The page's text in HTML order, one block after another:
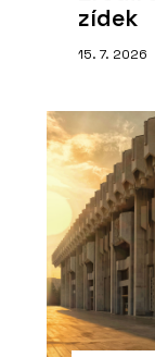
zídek
15. 7. 2026